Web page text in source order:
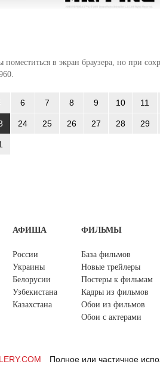
в экран браузера, но при
6 7 8 9 10 11
24 25 26 27 28 29
АФИША
России
Украины
Белорусии
Узбекистана
Казахстана
ФИЛЬМЫ
База фильмов
Новые трейлеры
Постеры к фильмам
Кадры из фильмов
Обои из фильмов
Обои с актерами
Полное или частичное